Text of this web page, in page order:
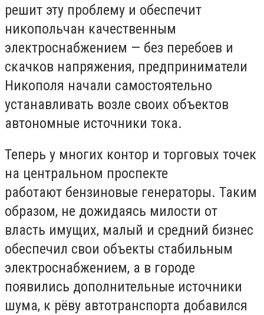
решит эту проблему и обеспечит
никопольчан качественным
электроснабжением — без перебоев и
скачков напряжения, предприниматели
Никополя начали самостоятельно
устанавливать возле своих объектов
автономные источники тока.
Теперь у многих контор и торговых точек
на центральном проспекте
работают бензиновые генераторы. Таким
образом, не дожидаясь милости от
власть имущих, малый и средний бизнес
обеспечил свои объекты стабильным
электроснабжением, а в городе
появились дополнительные источники
шума, к рёву автотранспорта добавился